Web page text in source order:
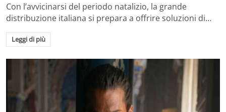
Con l’avvicinarsi del periodo natalizio, la grande
distribuzione italiana si prepara a offrire soluzioni di…
Leggi di più